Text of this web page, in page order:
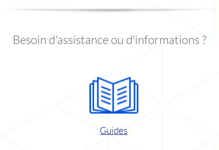
Besoin d'assistance ou d'informations ?
Guides